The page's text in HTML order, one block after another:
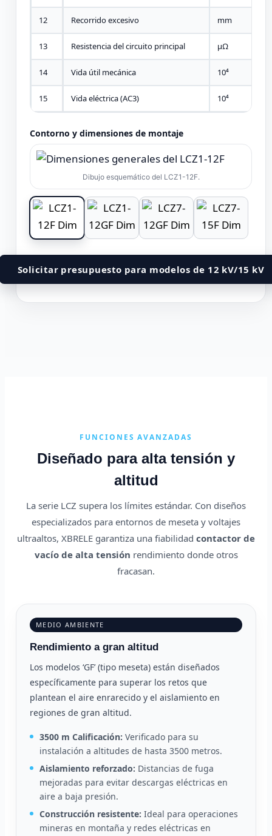
12 Recorrido excesivo mm
13 Resistencia del circuito principal μΩ
14 Vida útil mecánica 10⁴
15 Vida eléctrica (AC3) 10⁴
Contorno y dimensiones de montaje
Dibujo esquemático del LCZ1-12F.
Solicitar presupuesto para modelos de 12 kV/15 kV
FUNCIONES AVANZADAS
Diseñado para alta tensión y
altitud
La serie LCZ supera los límites estándar. Con diseños
especializados para entornos de meseta y voltajes
ultraaltos, XBRELE garantiza una fiabilidad contactor de
vacío de alta tensión rendimiento donde otros
fracasan.
MEDIO AMBIENTE
Rendimiento a gran altitud
Los modelos ‘GF’ (tipo meseta) están diseñados
específicamente para superar los retos que
plantean el aire enrarecido y el aislamiento en
regiones de gran altitud.
3500 m Calificación: Verificado para su
instalación a altitudes de hasta 3500 metros.
Aislamiento reforzado: Distancias de fuga
mejoradas para evitar descargas eléctricas en
aire a baja presión.
Construcción resistente: Ideal para operaciones
mineras en montaña y redes eléctricas en